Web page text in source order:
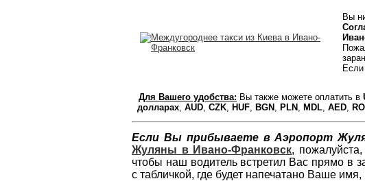
Вы
Для Вашего удобства: Вы также можете оплатить в
долларах, AUD, CZK, HUF, BGN , PLN , MDL, AED,
Если Вы прибываете в Аэропорт
Жуляны в Ивано-Франковск, пожалуйста,
чтобы наш водитель встретил Вас прямо в
с табличкой, где будет напечатано Ваше